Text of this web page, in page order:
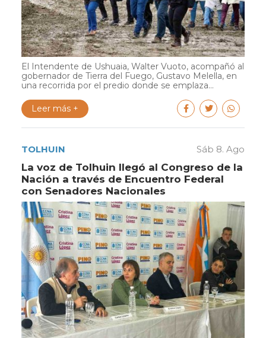
El Intendente de Ushuaia, Walter Vuoto, acompañó al
gobernador de Tierra del Fuego, Gustavo Melella, en
una recorrida por el predio donde se emplaza...
Leer más +
TOLHUIN Sáb 8. Ago
La voz de Tolhuin llegó al Congreso de la
Nación a través de Encuentro Federal
con Senadores Nacionales